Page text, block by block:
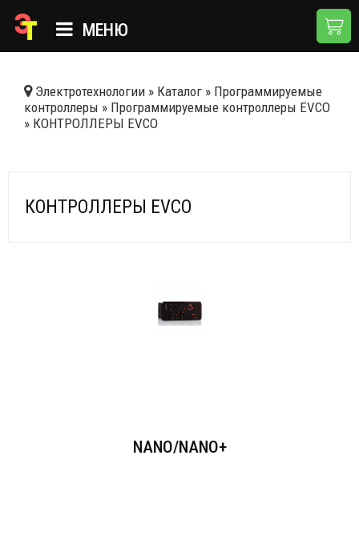
МЕНЮ
КАТАЛОГ
НОВОСТИ
Электротехнологии » Каталог » Программируемые
контроллеры » Программируемые контроллеры EVCO
» КОНТРОЛЛЕРЫ EVCO
КОНТРОЛЛЕРЫ EVCO
NANO/NANO+